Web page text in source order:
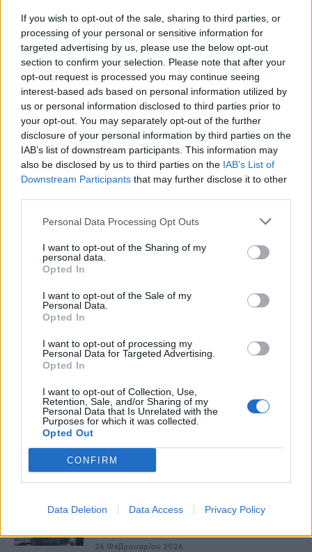
If you wish to opt-out of the sale, sharing to third parties, or
processing of your personal or sensitive information for
targeted advertising by us, please use the below opt-out
section to confirm your selection. Please note that after your
opt-out request is processed you may continue seeing
interest-based ads based on personal information utilized by
us or personal information disclosed to third parties prior to
your opt-out. You may separately opt-out of the further
disclosure of your personal information by third parties on the
IAB’s list of downstream participants. This information may
also be disclosed by us to third parties on the IAB’s List of
Downstream Participants that may further disclose it to other
Personal Data Processing Opt Outs
I want to opt-out of the Sharing of my
personal data.
Opted In
I want to opt-out of the Sale of my
Personal Data.
Opted In
I want to opt-out of processing my
Personal Data for Targeted Advertising.
Opted In
I want to opt-out of Collection, Use,
Retention, Sale, and/or Sharing of my
Personal Data that Is Unrelated with the
Purposes for which it was collected.
Opted Out
CONFIRM
Data Deletion Data Access Privacy Policy
κόσμο χωρίς αποκλεισμούς&#8221;
TAGS ΕΚΑΠΥ
Βίκυ Καρατζαφέρη
Δείτε Ακόμη
συνεργασία δημοσίου και ιδιωτικού
τομέα
Θριάσιο: 4ωρη στάση εργασίας την
Παρασκευή και συγκέντρωση στο
26 Φεβρουαρίου 2026